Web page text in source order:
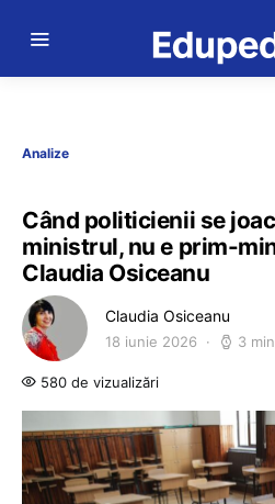
Analize
Când politicienii se
ministrul, nu e prim-
Claudia Osiceanu
Claudia Osiceanu
18 iunie 2026 3
580 de vizualizări